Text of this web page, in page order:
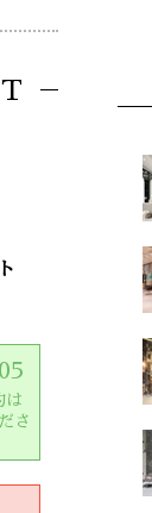
は
さ